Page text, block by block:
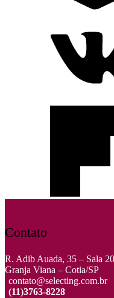
Contato
R. Adib Auada, 35 – Sala
Granja Viana – Cotia/SP
contato@selecting.com.br
(11)3763-8228